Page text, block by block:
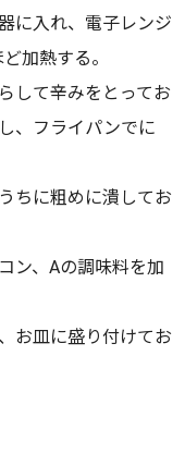
に入れ、電子レンジ
加熱する。
して辛みをとってお
、フライパンでに
ちに粗めに潰してお
ン、Aの調味料を加
お皿に盛り付けてお